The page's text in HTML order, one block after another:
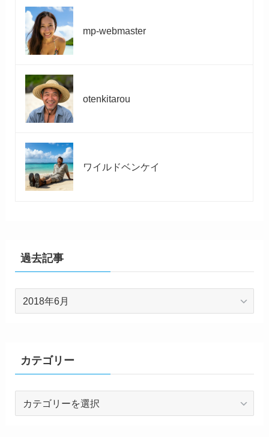
mp-webmaster
otenkitarou
ワイルドベンケイ
過去記事
カテゴリー